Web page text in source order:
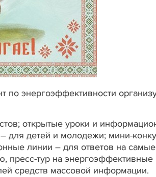
энергоэффективности
открытые уроки и
для детей и молодежи; мини-
линии – для ответов на самые
пресс-тур на энергоэффективные
средств массовой информации.